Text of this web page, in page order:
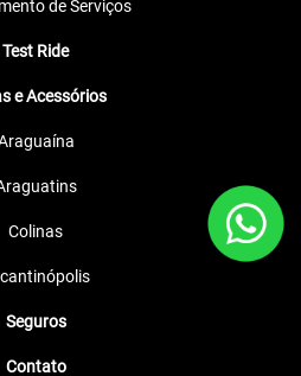
de Serviços
Test Ride
e Acessórios
Colinas
Seguros
Contato